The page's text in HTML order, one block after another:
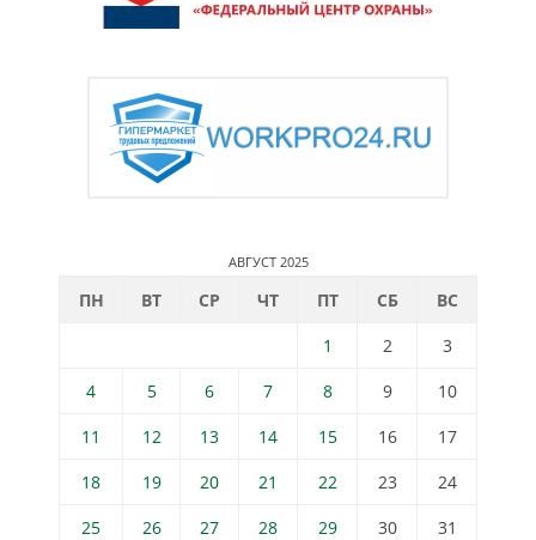
АВГУСТ 2025
ПН ВТ СР ЧТ ПТ СБ
ВС
1
2
3
4
5 6 7 8 9
10
11
12 13 14 15 16
17
18
19 20 21 22 23
24
25
26 27 28 29 30 31